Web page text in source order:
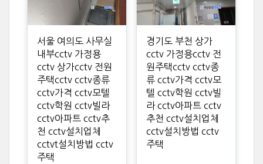
서울 여의도 사무실
내부cctv 가정용
cctv 상가cctv 전원
주택cctv cctv종류
cctv가격 cctv모텔
cctv학원 cctv빌라
cctv아파트 cctv추
천 cctv설치업체
cctvt설치방법 cctv
주택
경기도 부천 상가
cctv 가정용cctv 전
원주택cctv cctv종
류 cctv가격 cctv모
텔 cctv학원 cctv빌
라 cctv아파트 cctv
추천 cctv설치업체
cctv설치방법 cctv
주택